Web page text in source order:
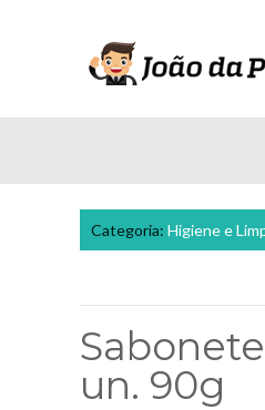
Categoria: Higiene e
un. 90g